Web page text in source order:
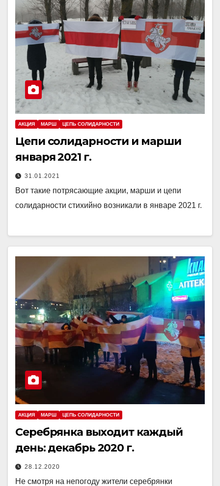
АКЦИЯ МАРШ ЦЕПЬ СОЛИДАРНОСТИ
Цепи солидарности и марши
января 2021 г.
31.01.2021
Вот такие потрясающие акции, марши и цепи
солидарности стихийно возникали в январе 2021 г.
АКЦИЯ МАРШ ЦЕПЬ СОЛИДАРНОСТИ
Серебрянка выходит каждый
день: декабрь 2020 г.
28.12.2020
Не смотря на непогоду жители серебрянки